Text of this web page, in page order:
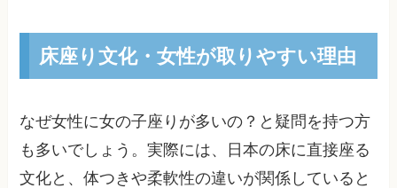
床座り文化・女性が取りやすい理由
なぜ女性に女の子座りが多いの？と疑問を持つ方
も多いでしょう。実際には、日本の床に直接座る
文化と、体つきや柔軟性の違いが関係していると